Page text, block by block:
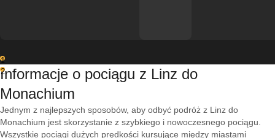
1
2
Informacje o pociągu z Linz do
Monachium
Jednym z najlepszych sposobów, aby odbyć podróż z Linz do
Monachium jest skorzystanie z szybkiego i nowoczesnego pociągu.
Wszystkie pociągi dużych prędkości kursujące między miastami